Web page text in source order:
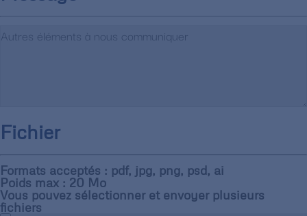
Fichier
Formats acceptés : pdf, jpg, png, psd, ai
Poids max : 20 Mo
Vous pouvez sélectionner et envoyer plusieurs
fichiers